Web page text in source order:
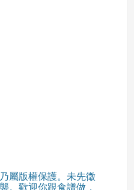
屬版權保護。未先徵
。歡迎你跟食譜做，